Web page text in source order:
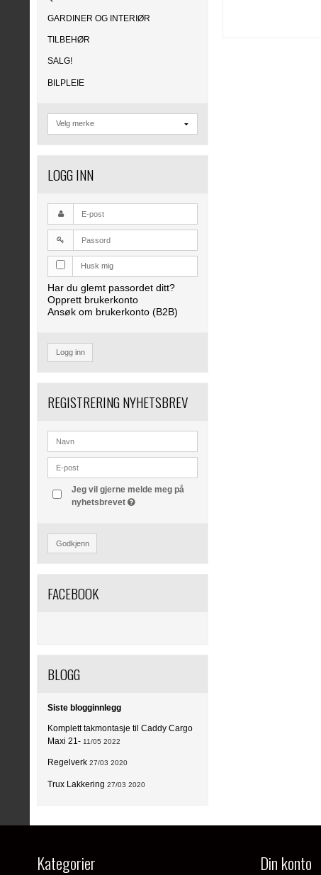
GARDINER OG INTERIØR
TILBEHØR
SALG!
BILPLEIE
LOGG INN
Husk mig
Har du glemt passordet ditt?
Opprett brukerkonto
Ansøk om brukerkonto (B2B)
Logg inn
REGISTRERING NYHETSBREV
Jeg vil gjerne melde meg på
nyhetsbrevet
Godkjenn
FACEBOOK
BLOGG
Siste blogginnlegg
Komplett takmontasje til Caddy Cargo
Maxi 21- 11/05 2022
Regelverk 27/03 2020
Trux Lakkering 27/03 2020
Kategorier Din konto